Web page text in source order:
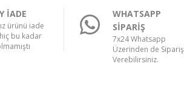
İADE
ürünü iade
bu kadar
WHATSAPP
SİPARİŞ
7x24 Whatsapp
Üzerinden de Sipariş
Verebilirsiniz.